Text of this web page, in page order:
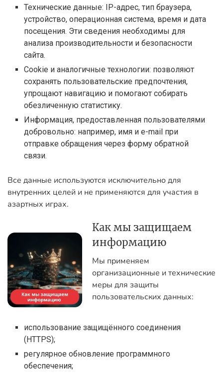
Технические данные: IP-адрес, тип браузера,
устройство, операционная система, время и дата
посещения. Эти сведения необходимы для
анализа производительности и безопасности
сайта.
Cookie и аналогичные технологии: позволяют
сохранять пользовательские предпочтения,
упрощают навигацию и помогают собирать
обезличенную статистику.
Информация, предоставленная пользователями
добровольно: например, имя и e-mail при
отправке обращения через форму обратной
связи.
Все данные используются исключительно для
внутренних целей и не применяются для участия в
азартных играх.
Как мы защищаем
информацию
Мы применяем
организационные и технические
меры для защиты
пользовательских данных:
использование защищённого соединения
(HTTPS);
регулярное обновление программного
обеспечения;